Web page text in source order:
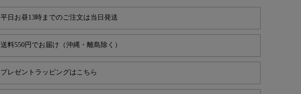
平日お昼13時までのご注文は当日発送
送料550円でお届け（沖縄・離島除く）
プレゼントラッピングはこちら